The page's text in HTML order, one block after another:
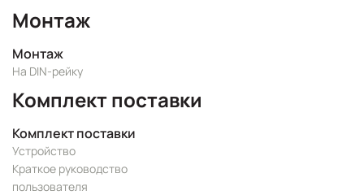
Монтаж
Монтаж
На DIN-рейку
Комплект поставки
Комплект поставки
Устройство
Краткое руководство
пользователя